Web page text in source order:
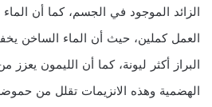
الزائد الموجود في الجسم، كما أن
العمل كملين، حيث أن الماء الساخن
البراز أكثر ليونة، كما أن الليمون يعزز
الهضمية وهذه الانزيمات تقلل من